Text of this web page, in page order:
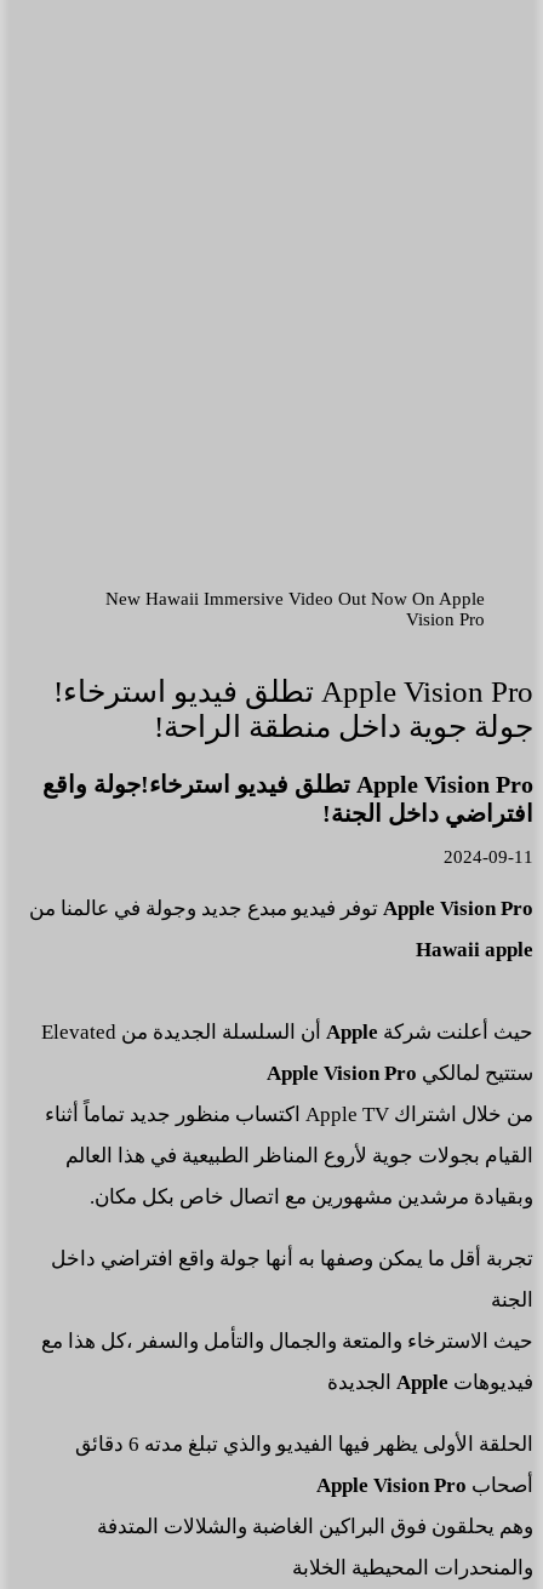
New Hawaii Immersive Video Out Now On Apple
Vision Pro
Apple Vision Pro تطلق فيديو استرخاء!
جولة جوية داخل منطقة الراحة!
Apple Vision Pro تطلق فيديو استرخاء!جولة واقع
افتراضي داخل الجنة!
2024-09-11
Apple Vision Pro توفر فيديو مبدع جديد وجولة في عالمنا من
Hawaii apple
حيث أعلنت شركة Apple
أن السلسلة الجديدة من Elevated
ستتيح لمالكي Apple Vision Pro
من خلال اشتراك Apple TV اكتساب منظور جديد تماماً أثناء
القيام بجولات جوية لأروع المناظر الطبيعية في هذا العالم
وبقيادة مرشدين مشهورين مع اتصال خاص بكل مكان.
تجربة أقل ما يمكن وصفها به أنها جولة واقع افتراضي داخل
الجنة
حيث الاسترخاء والمتعة والجمال والتأمل والسفر ،كل هذا مع
فيديوهات Apple الجديدة
الحلقة الأولى يظهر فيها الفيديو والذي تبلغ مدته 6 دقائق
أصحاب Apple Vision Pro
وهم يحلقون فوق البراكين الغاضبة والشلالات المتدفة
والمنحدرات المحيطية الخلابة